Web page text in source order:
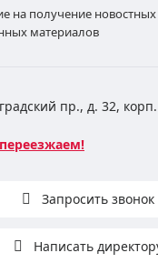
на получение
материалов
пр., д. 32,
Запросить звонок
Написать